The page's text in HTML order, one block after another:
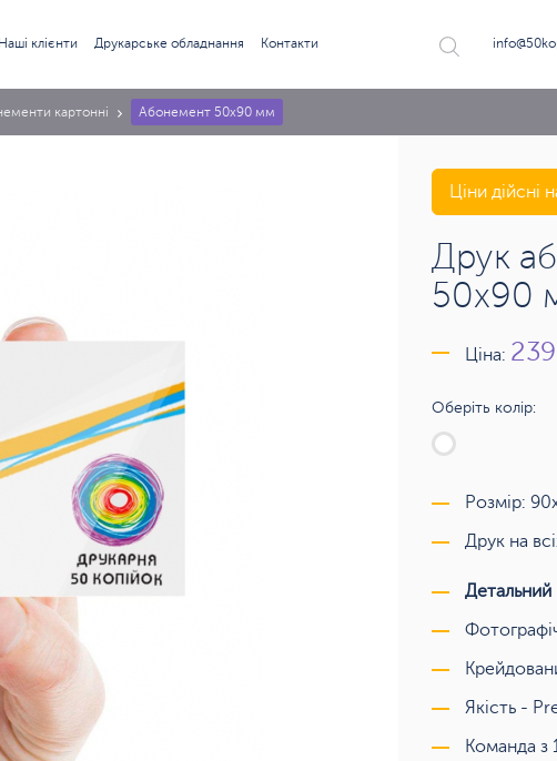
Наші клієнти Друкарське обладнання Контакти
картонні Абонемент 50х90 мм
Ціни дійсні
Друк
50х90
Ціна: 239
Оберіть колір:
Розмір:
Друк на
Детальний
Якість -
Команда з